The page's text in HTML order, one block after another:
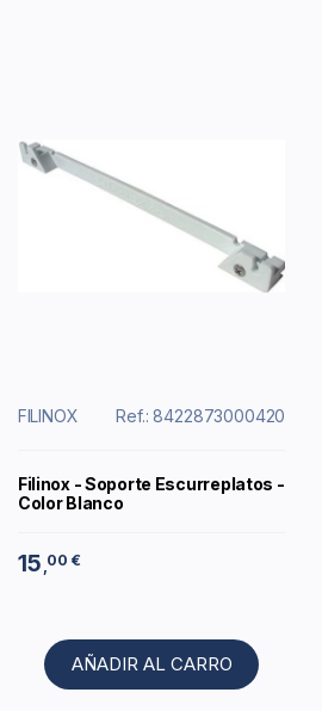
FILINOX Ref.: 8422873000420
Filinox - Soporte Escurreplatos -
Color Blanco
15 ,00 €
AÑADIR AL CARRO